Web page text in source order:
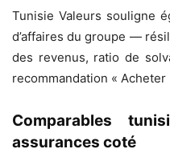
Tunisie Valeurs souligne
d’affaires du groupe —
des revenus, ratio de
recommandation «
Comparables
assurances coté